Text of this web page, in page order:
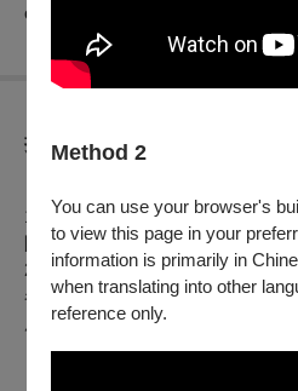
Method 2
You can use your browser's
to view this page in your
information is primarily in
when translating into other
reference only.
of rage."
折扣方案
1. 凡持文化幣APP購買本中心電
限於 OPENTIX 網站與 App 線上
2. 憑文化幣購買「文化幣特選場
者），可享兩人同行，一人免費
用）。